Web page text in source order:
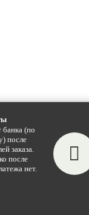
банка (по
после
заказа.
после
нет.